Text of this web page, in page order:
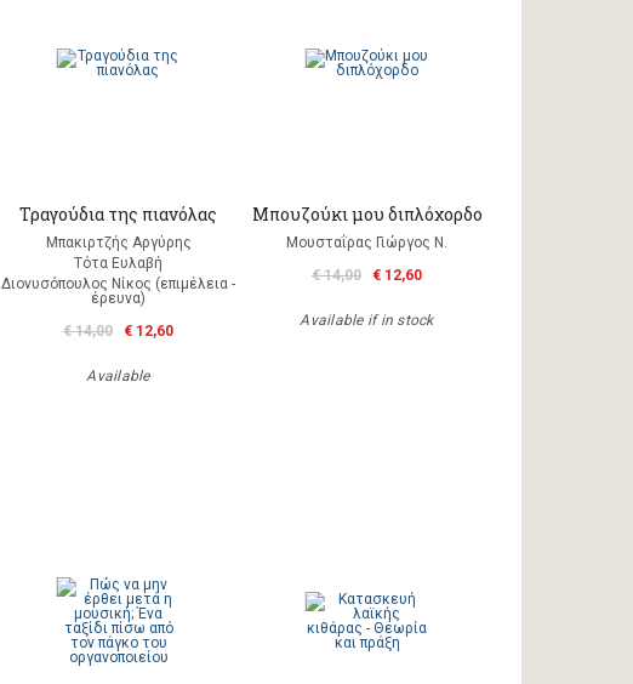
Τραγούδια της πιανόλας
Μπακιρτζής Αργύρης
Τότα Ευλαβή
Διονυσόπουλος Νίκος (επιμέλεια -
έρευνα)
€ 14,00
€ 12,60
Available
Μπουζούκι μου διπλόχορδο
Μουσταΐρας Γιώργος Ν.
€ 14,00
€ 12,60
Available if in stock